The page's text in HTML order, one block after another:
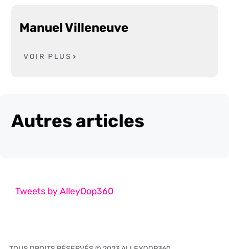
Manuel Villeneuve
VOIR PLUS
Autres articles
Tweets by AlleyOop360